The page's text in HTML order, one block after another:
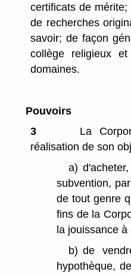
certificats de
de recherches
savoir; de façon
collège religieux
domaines.
Pouvoirs
3
La
réalisation de son
a)
subvention,
de tout genre
fins de la
la jouissance
b) de
hypothèque,